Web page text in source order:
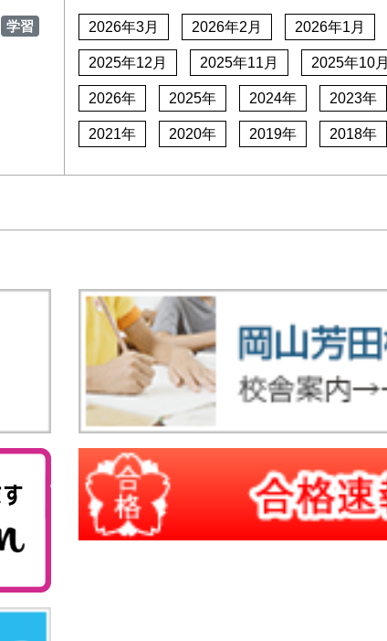
学習 2026年3月 2026年2月 2026年1月
2025年12月 2025年11月 2025年10月
2026年 2025年 2024年 2023年
2021年 2020年 2019年 2018年